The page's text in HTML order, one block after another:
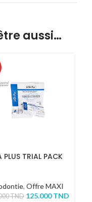
aussi…
PLUS TRIAL PACK
, Offre MAXI
TND 125.000TND